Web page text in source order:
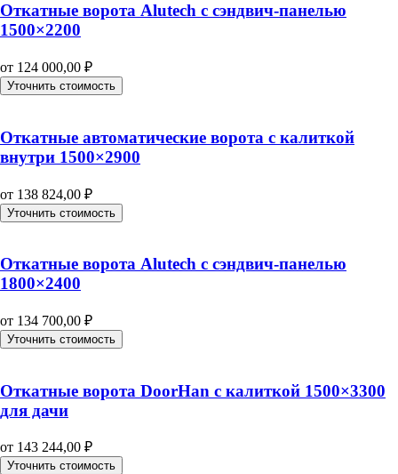
Откатные ворота Alutech с сэндвич-панелью
1500×2200
от 124 000,00 ₽
Уточнить стоимость
Откатные автоматические ворота с калиткой
внутри 1500×2900
от 138 824,00 ₽
Уточнить стоимость
Откатные ворота Alutech с сэндвич-панелью
1800×2400
от 134 700,00 ₽
Уточнить стоимость
Откатные ворота DoorHan с калиткой 1500×3300
для дачи
от 143 244,00 ₽
Уточнить стоимость